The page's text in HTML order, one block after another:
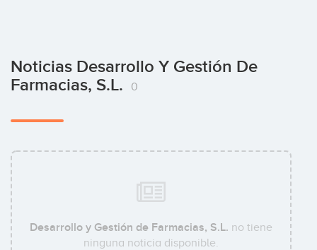
Noticias Desarrollo Y Gestión De
Farmacias, S.L.
0
Desarrollo y Gestión de Farmacias, S.L. no tiene
ninguna noticia disponible.